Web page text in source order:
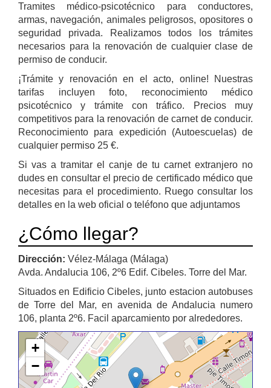
Tramites médico-psicotécnico para conductores,
armas, navegación, animales peligrosos, opositores o
seguridad privada. Realizamos todos los trámites
necesarios para la renovación de cualquier clase de
permiso de conducir.
¡Trámite y renovación en el acto, online! Nuestras
tarifas incluyen foto, reconocimiento médico
psicotécnico y trámite con tráfico. Precios muy
competitivos para la renovación de carnet de conducir.
Reconocimiento para expedición (Autoescuelas) de
cualquier permiso 25 €.
Si vas a tramitar el canje de tu carnet extranjero no
dudes en consultar el precio de certificado médico que
necesitas para el procedimiento. Ruego consultar los
detalles en la web oficial o teléfono que adjuntamos
¿Cómo llegar?
Dirección: Vélez-Málaga (Málaga)
Avda. Andalucia 106, 2º6 Edif. Cibeles. Torre del Mar.
Situados en Edificio Cibeles, junto estacion autobuses
de Torre del Mar, en avenida de Andalucia numero
106, planta 2º6. Facil aparcamiento por alrededores.
+
−